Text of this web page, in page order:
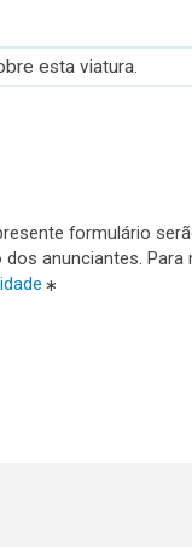
esta viatura.
formulário
anunciantes.